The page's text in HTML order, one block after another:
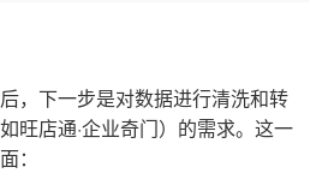
，下一步是对数据进行清洗和转
旺店通·企业奇门）的需求。这一
：